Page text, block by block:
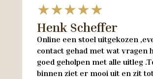
★★★★★
Henk Scheffer
Online een stoel uitgekozen
contact gehad met wat vragen
goed geholpen met alle uitleg
binnen ziet er mooi uit en zit